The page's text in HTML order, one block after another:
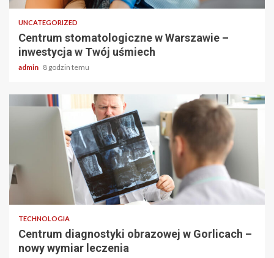
UNCATEGORIZED
Centrum stomatologiczne w Warszawie –
inwestycja w Twój uśmiech
admin 8 godzin temu
2 min odczytu
TECHNOLOGIA
Centrum diagnostyki obrazowej w Gorlicach –
nowy wymiar leczenia